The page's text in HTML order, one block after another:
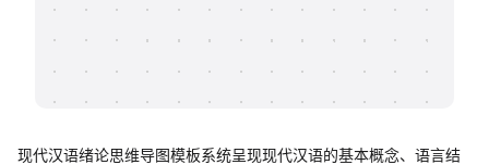
知识分享社区
现代汉语绪论思维导图模板系统呈现现代汉语的基本概念、语言结